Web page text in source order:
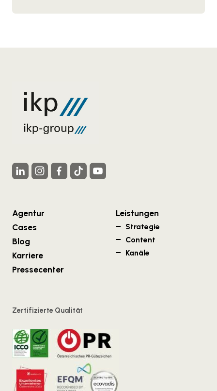
Agentur
Cases
Blog
Karriere
Pressecenter
Leistungen
Strategie
Content
Kanäle
Zertifizierte Qualität